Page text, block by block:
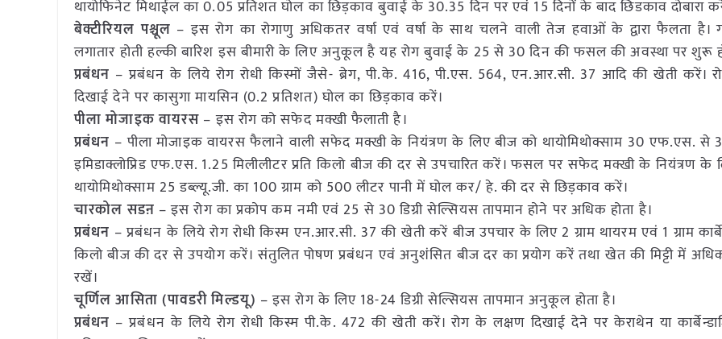
थायोफिनेट मिथाईल का 0.05 प्रतिशत घोल का छिड़काव बुवाई के 30.35 दिन पर एवं 15 दिनों के बाद छिडकाव दोबारा
बेक्टीरियल पश्चूल – इस रोग का रोगाणु अधिकतर वर्षा एवं वर्षा के साथ चलने वाली तेज हवाओं के द्वारा फैलता है।
लगातार होती हल्की बारिश इस बीमारी के लिए अनुकूल है यह रोग बुवाई के 25 से 30 दिन की फसल की अवस्था पर शुरू
प्रबंधन – प्रबंधन के लिये रोग रोधी किस्मों जैसे- ब्रेग, पी.के. 416, पी.एस. 564, एन.आर.सी. 37 आदि की खेती करें।
दिखाई देने पर कासुगा मायसिन (0.2 प्रतिशत) घोल का छिड़काव करें।
पीला मोजाइक वायरस – इस रोग को सफेद मक्खी फैलाती है।
प्रबंधन – पीला मोजाइक वायरस फैलाने वाली सफेद मक्खी के नियंत्रण के लिए बीज को थायोमिथोक्साम 30 एफ.एस. से 3
इमिडाक्लोप्रिड एफ.एस. 1.25 मिलीलीटर प्रति किलो बीज की दर से उपचारित करें। फसल पर सफेद मक्खी के नियंत्रण के
थायोमिथोक्साम 25 डब्ल्यू.जी. का 100 ग्राम को 500 लीटर पानी में घोल कर/ हे. की दर से छिड़काव करें।
चारकोल सडऩ – इस रोग का प्रकोप कम नमी एवं 25 से 30 डिग्री सेल्सियस तापमान होने पर अधिक होता है।
प्रबंधन – प्रबंधन के लिये रोग रोधी किस्म एन.आर.सी. 37 की खेती करें बीज उपचार के लिए 2 ग्राम थायरम एवं 1 ग्राम
किलो बीज की दर से उपयोग करें। संतुलित पोषण प्रबंधन एवं अनुशंसित बीज दर का प्रयोग करें तथा खेत की मिट्टी में
रखें।
चूर्णिल आसिता (पावडरी मिल्डयू) – इस रोग के लिए 18-24 डिग्री सेल्सियस तापमान अनुकूल होता है।
प्रबंधन – प्रबंधन के लिये रोग रोधी किस्म पी.के. 472 की खेती करें। रोग के लक्षण दिखाई देने पर केराथेन या